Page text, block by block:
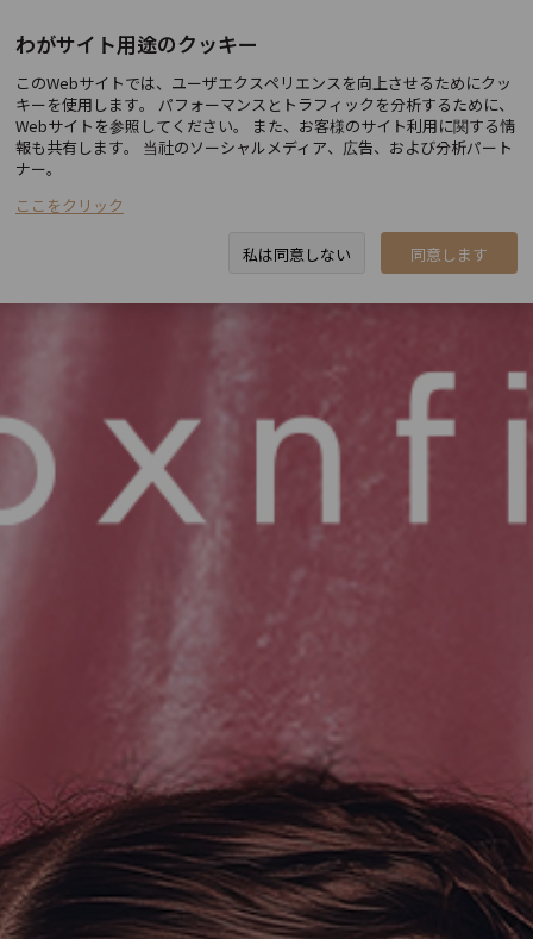
toxnfill新論峴店
わがサイト用途のクッキー
このWebサイトでは、ユーザエクスペリエンスを向上させるためにクッ
キーを使用します。 パフォーマンスとトラフィックを分析するために、
Webサイトを参照してください。 また、お客様のサイト利用に関する情
報も共有します。 当社のソーシャルメディア、広告、および分析パート
ナー。
ここをクリック
私は同意しない 同意します